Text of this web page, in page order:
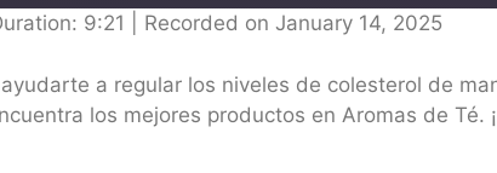
9:21 Recorded on January 14, 2025
a regular los niveles de colesterol de
los mejores productos en Aromas de Té.